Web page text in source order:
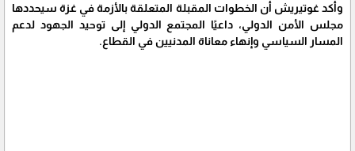
وأكد غوتيريش أن الخطوات المقبلة المتعلقة بالأزمة في غزة سيحددها
مجلس الأمن الدولي، داعيًا المجتمع الدولي إلى توحيد الجهود لدعم
المسار السياسي وإنهاء معاناة المدنيين في القطاع.